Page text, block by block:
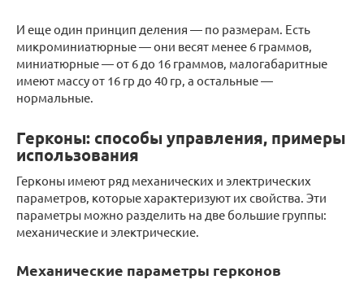
И еще один принцип деления — по размерам. Есть
микроминиатюрные — они весят менее 6 граммов,
миниатюрные — от 6 до 16 граммов, малогабаритные
имеют массу от 16 гр до 40 гр, а остальные —
нормальные.
Герконы: способы управления, примеры
использования
Герконы имеют ряд механических и электрических
параметров, которые характеризуют их свойства. Эти
параметры можно разделить на две большие группы:
механические и электрические.
Механические параметры герконов